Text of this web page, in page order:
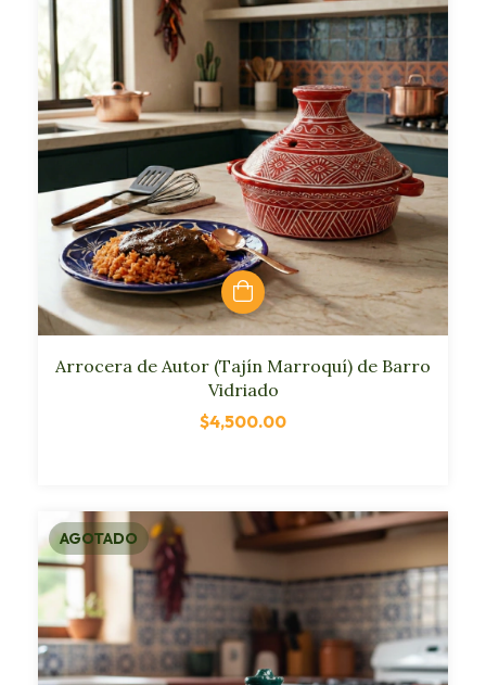
Arrocera de Autor (Tajín Marroquí) de Barro
Vidriado
$4,500.00
AGOTADO